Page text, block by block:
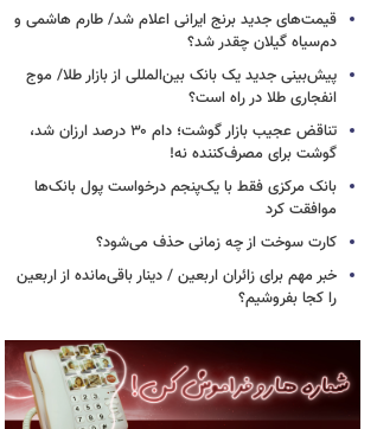
قیمت‌های جدید برنج ایرانی اعلام شد/ طارم هاشمی و
دم‌سیاه گیلان چقدر شد؟
پیش‌بینی جدید یک بانک بین‌المللی از بازار طلا/ موج
انفجاری طلا در راه است؟
تناقض عجیب بازار گوشت؛ دام ۳۰ درصد ارزان شد،
گوشت برای مصرف‌کننده نه!
بانک مرکزی فقط با یک‌‎پنجم درخواست پول بانک‌ها
موافقت کرد
کارت سوخت از چه زمانی حذف می‌شود؟
خبر مهم برای زائران اربعین / دینار باقی‌مانده از اربعین
را کجا بفروشیم؟